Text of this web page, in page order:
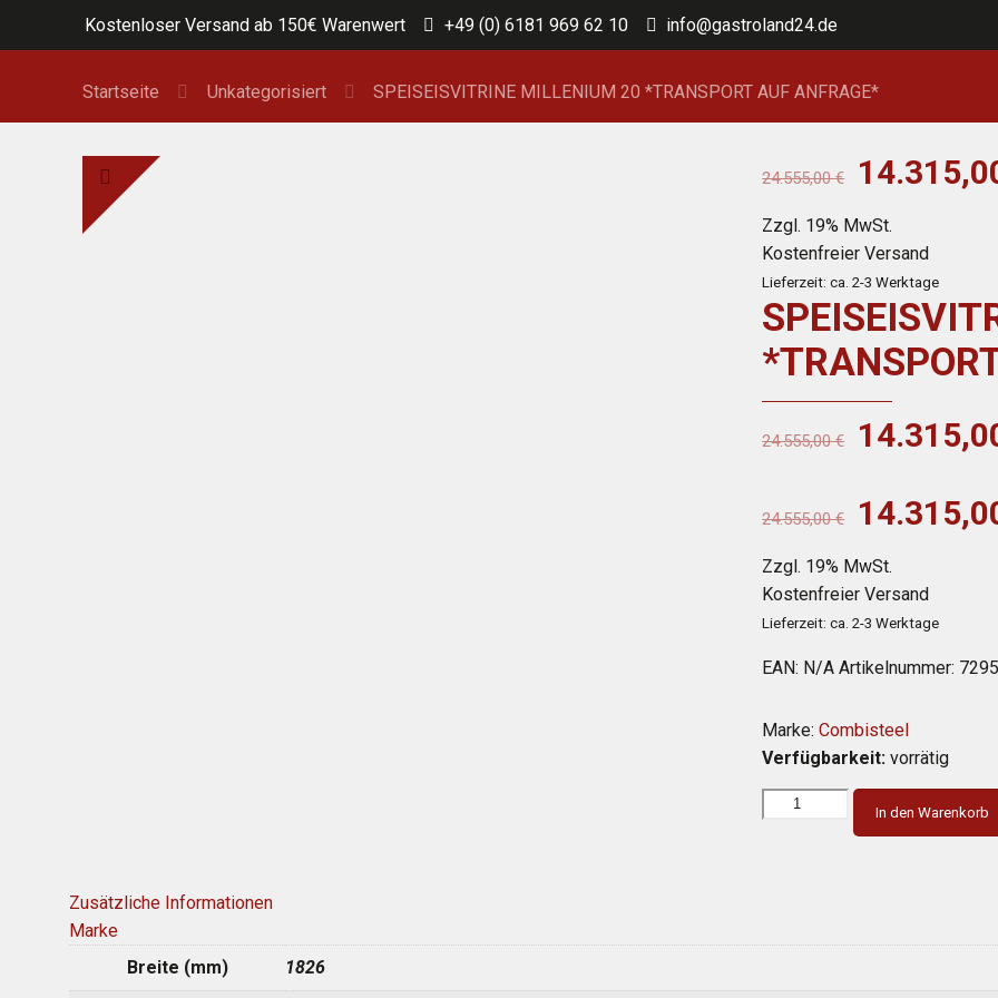
Kostenloser Versand ab 150€ Warenwert +49 (0) 6181 969 62 10 info@gastroland24.de
Startseite Unkategorisiert SPEISEISVITRINE MILLENIUM 20 *TRANSPORT AUF ANFRAGE*
24.555,00€
war:
24.555,00
Zzgl. 19% MwSt.
Kostenfreier Versand
Lieferzeit: ca. 2-3 Werktage
24.555,00€
war:
24.555,00€
war:
24.555,00
Zzgl. 19% MwSt.
Kostenfreier Versand
Lieferzeit: ca. 2-3 Werktage
EAN: N/A Artikelnummer:
Marke: Combisteel
Verfügbarkeit: vorrätig
In den Warenkorb
Zusätzliche Informationen
Marke
Breite (mm)
1826